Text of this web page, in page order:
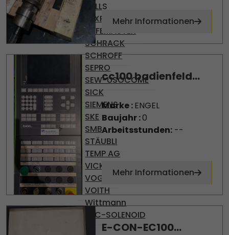
PULLS
REXROTH
SAFEMASTER
SCHRACK
SCHROFF
SEPRO
SEW-USOCOME
SICK
SIEMENS
SKE
SMB
STÄUBLI
TEMP AG
VICKERS
VOGEL
VOITH
Wittmann
YPC-SOLENOID
Mehr Informationen
cc100 badienfeld...
Marke :ENGEL
Baujahr :0
Arbeitsstunden:--
Mehr Informationen
E-CON-EC100...